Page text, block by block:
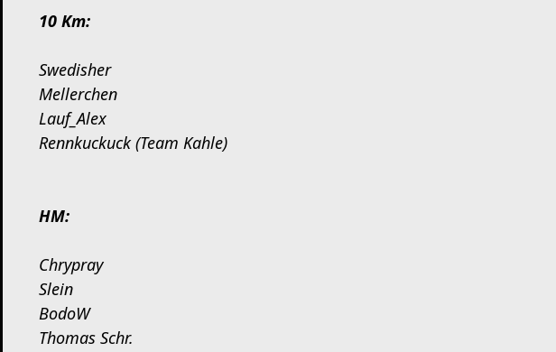
10 Km:
Swedisher
Mellerchen
Lauf_Alex
Rennkuckuck (Team Kahle)
HM:
Chrypray
Slein
BodoW
Thomas Schr.